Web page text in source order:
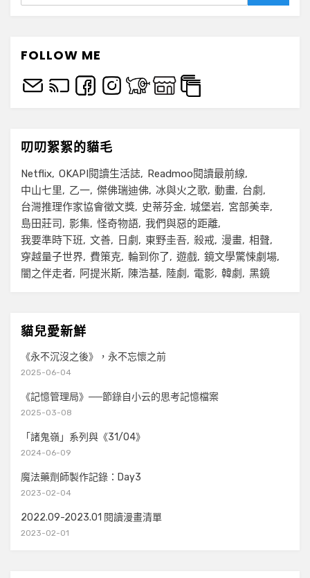
FOLLOW ME
叨叨絮絮的貓毛
Netflix OKAPI閱讀生活誌
Readmoo閱讀最前線
中山七里
乙一 傑佛瑞迪佛 冰與火之歌 動畫
台劇
台灣推理作家協會徵文獎
史蒂芬金 城堡岩
宮部美幸
島田莊司
影集 怪奇物語 我們與惡的距離
我要準時下班
文善 日劇 東野圭吾 殺戒 漫畫 相聲
穿越量子世界
費策克 輪到你了 遊戲 鏡文學驚悚劇場
闇之伴走者
阿提米斯 陳浩基 陸劇 電影 韓劇 黑鏡
貓兒愛新鮮
《永不沉沒之後》，永不忘懷之前
2025-06-04
《記憶管理局》──節錄自小云的思考記憶檔案
2025-03-08
「諸鬼嶺」系列與《31/04》
2024-06-09
魔法藥劑師製作記錄：Day3
2023-02-04
2022.09-2023.01 閱讀漫畫清單
2023-02-01